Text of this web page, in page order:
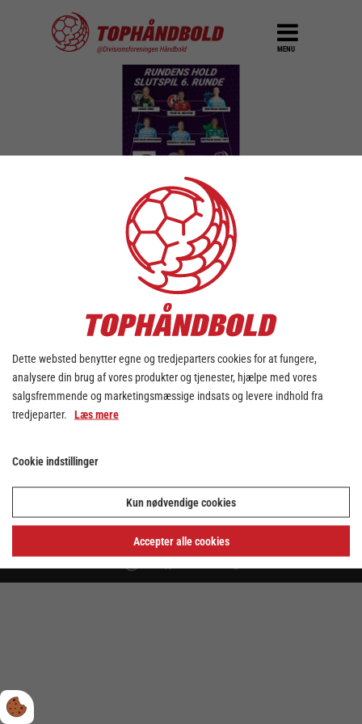
MENU
Rundens Hold
#6/Slutspil
Kvindeligaen
23. maj 2023
Cookie indstillinger
Privatlivs- og cookiepolitik
Dette websted benytter egne og tredjeparters cookies for at fungere,
analysere din brug af vores produkter og tjenester, hjælpe med vores
salgsfremmende og marketingsmæssige indsats og levere indhold fra
tredjeparter. Læs mere
Cookie indstillinger
Kun nødvendige cookies
Accepter alle cookies